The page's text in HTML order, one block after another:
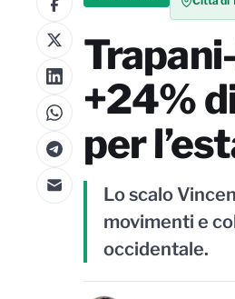
+24%
per
Lo scalo
movimenti e
occidentale.